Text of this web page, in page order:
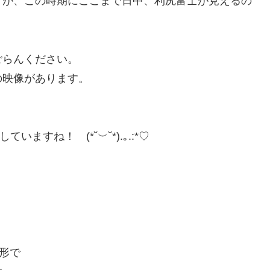
んください。
像があります。
ていますね！ (*˘︶˘*).｡.:*♡
で